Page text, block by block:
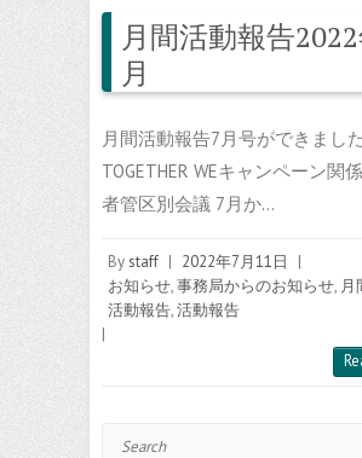
月間活動報告
月
月間活動報告7月号ができました
TOGETHER WEキャンペーン関
者管区別会議 7月か…
Bystaff | 2022年7月11日
|
お知らせ,事務局からのお知らせ, 月
活動報告,活動報告
|